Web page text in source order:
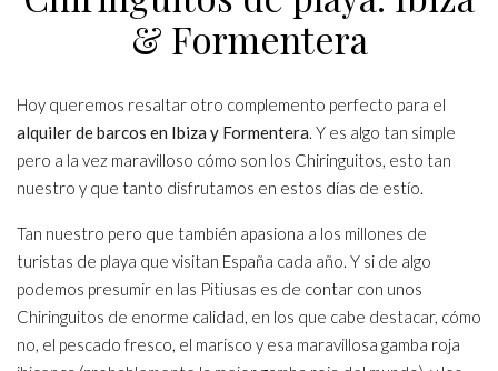
& Formentera
Hoy queremos resaltar otro complemento perfecto para el
alquiler de barcos en Ibiza y Formentera. Y es algo tan simple
pero a la vez maravilloso cómo son los Chiringuitos, esto tan
nuestro y que tanto disfrutamos en estos días de estío.
Tan nuestro pero que también apasiona a los millones de
turistas de playa que visitan España cada año. Y si de algo
podemos presumir en las Pitiusas es de contar con unos
Chiringuitos de enorme calidad, en los que cabe destacar, cómo
no, el pescado fresco, el marisco y esa maravillosa gamba roja